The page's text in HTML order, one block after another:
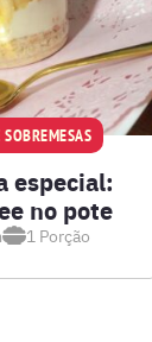
SOBREMESAS
especial:
no pote
1 Porção